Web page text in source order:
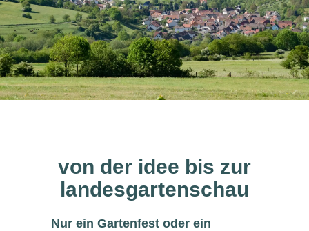
von der idee bis zur
landesgartenschau
Nur ein Gartenfest oder ein